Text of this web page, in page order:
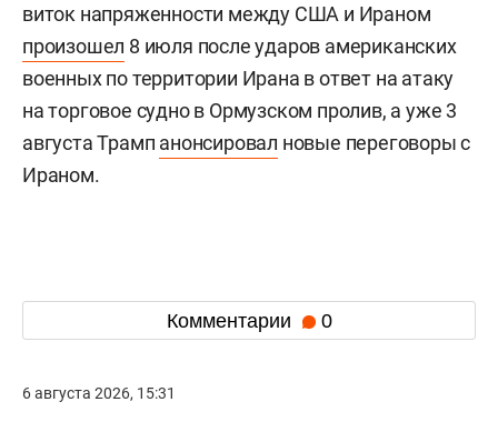
виток напряженности между США и Ираном
произошел 8 июля после ударов американских
военных по территории Ирана в ответ на атаку
на торговое судно в Ормузском пролив, а уже 3
августа Трамп анонсировал новые переговоры с
Ираном.
Комментарии 0
6 августа 2026, 15:31